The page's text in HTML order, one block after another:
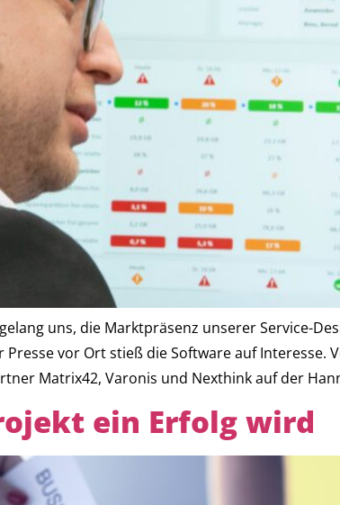
uns, die Marktpräsenz unserer Service-
vor Ort stieß die Software auf Interesse.
Matrix42, Varonis und Nexthink auf der
ein Erfolg wird